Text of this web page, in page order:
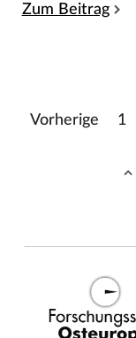
Zum Beitrag
Vorherige 1